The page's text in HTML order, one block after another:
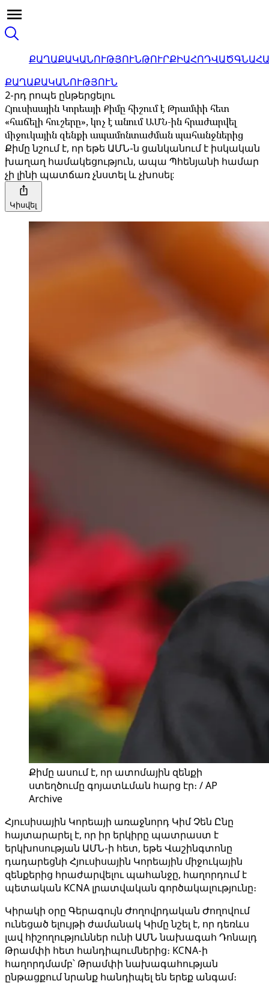
ՔԱՂԱՔԱԿԱՆՈՒԹՅՈՒՆԹՈՒՐՔԻԱՀՈԴՎԱԾ
ՔԱՂԱՔԱԿԱՆՈՒԹՅՈՒՆ
2-րդ րոպե ընթերցելու
Հյուսիսային Կորեայի Քիմը հիշում է Թրամփի հետ
«հաճելի հուշերը», կոչ է անում ԱՄՆ-ին հրաժարվել
միջուկային զենքի ապամոնտաժման պահանջներից
Քիմը նշում է, որ եթե ԱՄՆ-ն ցանկանում է իսկական
խաղաղ համակեցություն, ապա Պհենյանի համար
չի լինի պատճառ չնստել և չխոսել:
Կիսվել
Քիմը ասում է, որ ատոմային զենքի
ստեղծումը գոյատևման հարց էր։ / AP
Archive
Հյուսիսային Կորեայի առաջնորդ Կիմ Չեն Ընը
հայտարարել է, որ իր երկիրը պատրաստ է
երկխոսության ԱՄՆ-ի հետ, եթե Վաշինգտոնը
դադարեցնի Հյուսիսային Կորեային միջուկային
զենքերից հրաժարվելու պահանջը, հաղորդում է
պետական KCNA լրատվական գործակալությունը։
Կիրակի օրը Գերագույն Ժողովրդական Ժողովում
ունեցած ելույթի ժամանակ Կիմը նշել է, որ դեռևս
լավ հիշողություններ ունի ԱՄՆ նախագահ Դոնալդ
Թրամփի հետ հանդիպումներից։ KCNA-ի
հաղորդմամբ՝ Թրամփի նախագահության
ընթացքում նրանք հանդիպել են երեք անգամ։